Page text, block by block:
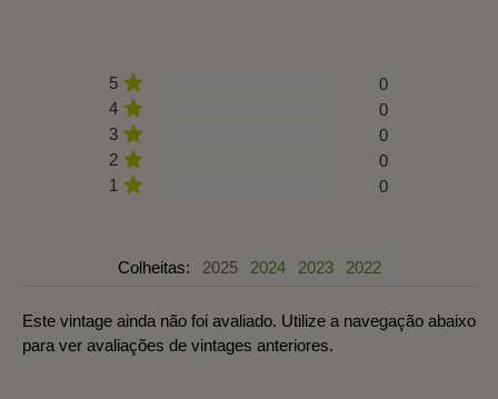
5
0
4
0
3
0
2
0
1
0
Colheitas: 2025 2024 2023 2022
Este vintage ainda não foi avaliado. Utilize a navegação abaixo
para ver avaliações de vintages anteriores.